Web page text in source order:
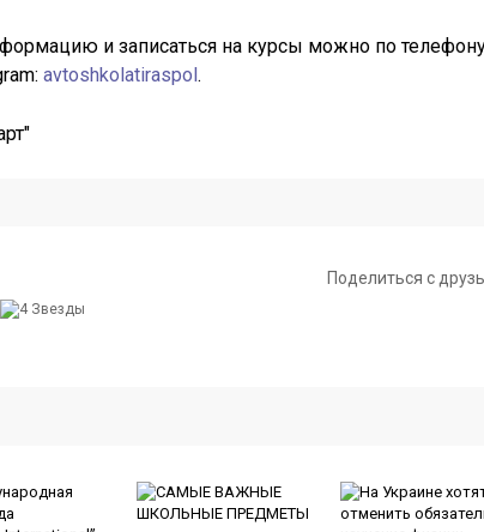
и записаться на курсы можно по
avtoshkolatiraspol.
Поделиться с